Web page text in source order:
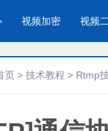
酷播云 | 企
视频加密 视频
页 > 技术教程 > Rtmp